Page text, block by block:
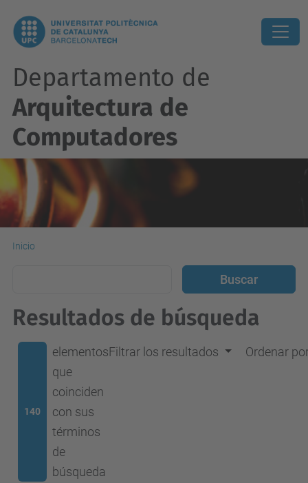
Departamento de
Arquitectura de
Computadores
Inicio
Resultados de búsqueda
140
elementos
que
coinciden
con sus
términos
de
búsqueda
Filtrar los resultados Ordenar